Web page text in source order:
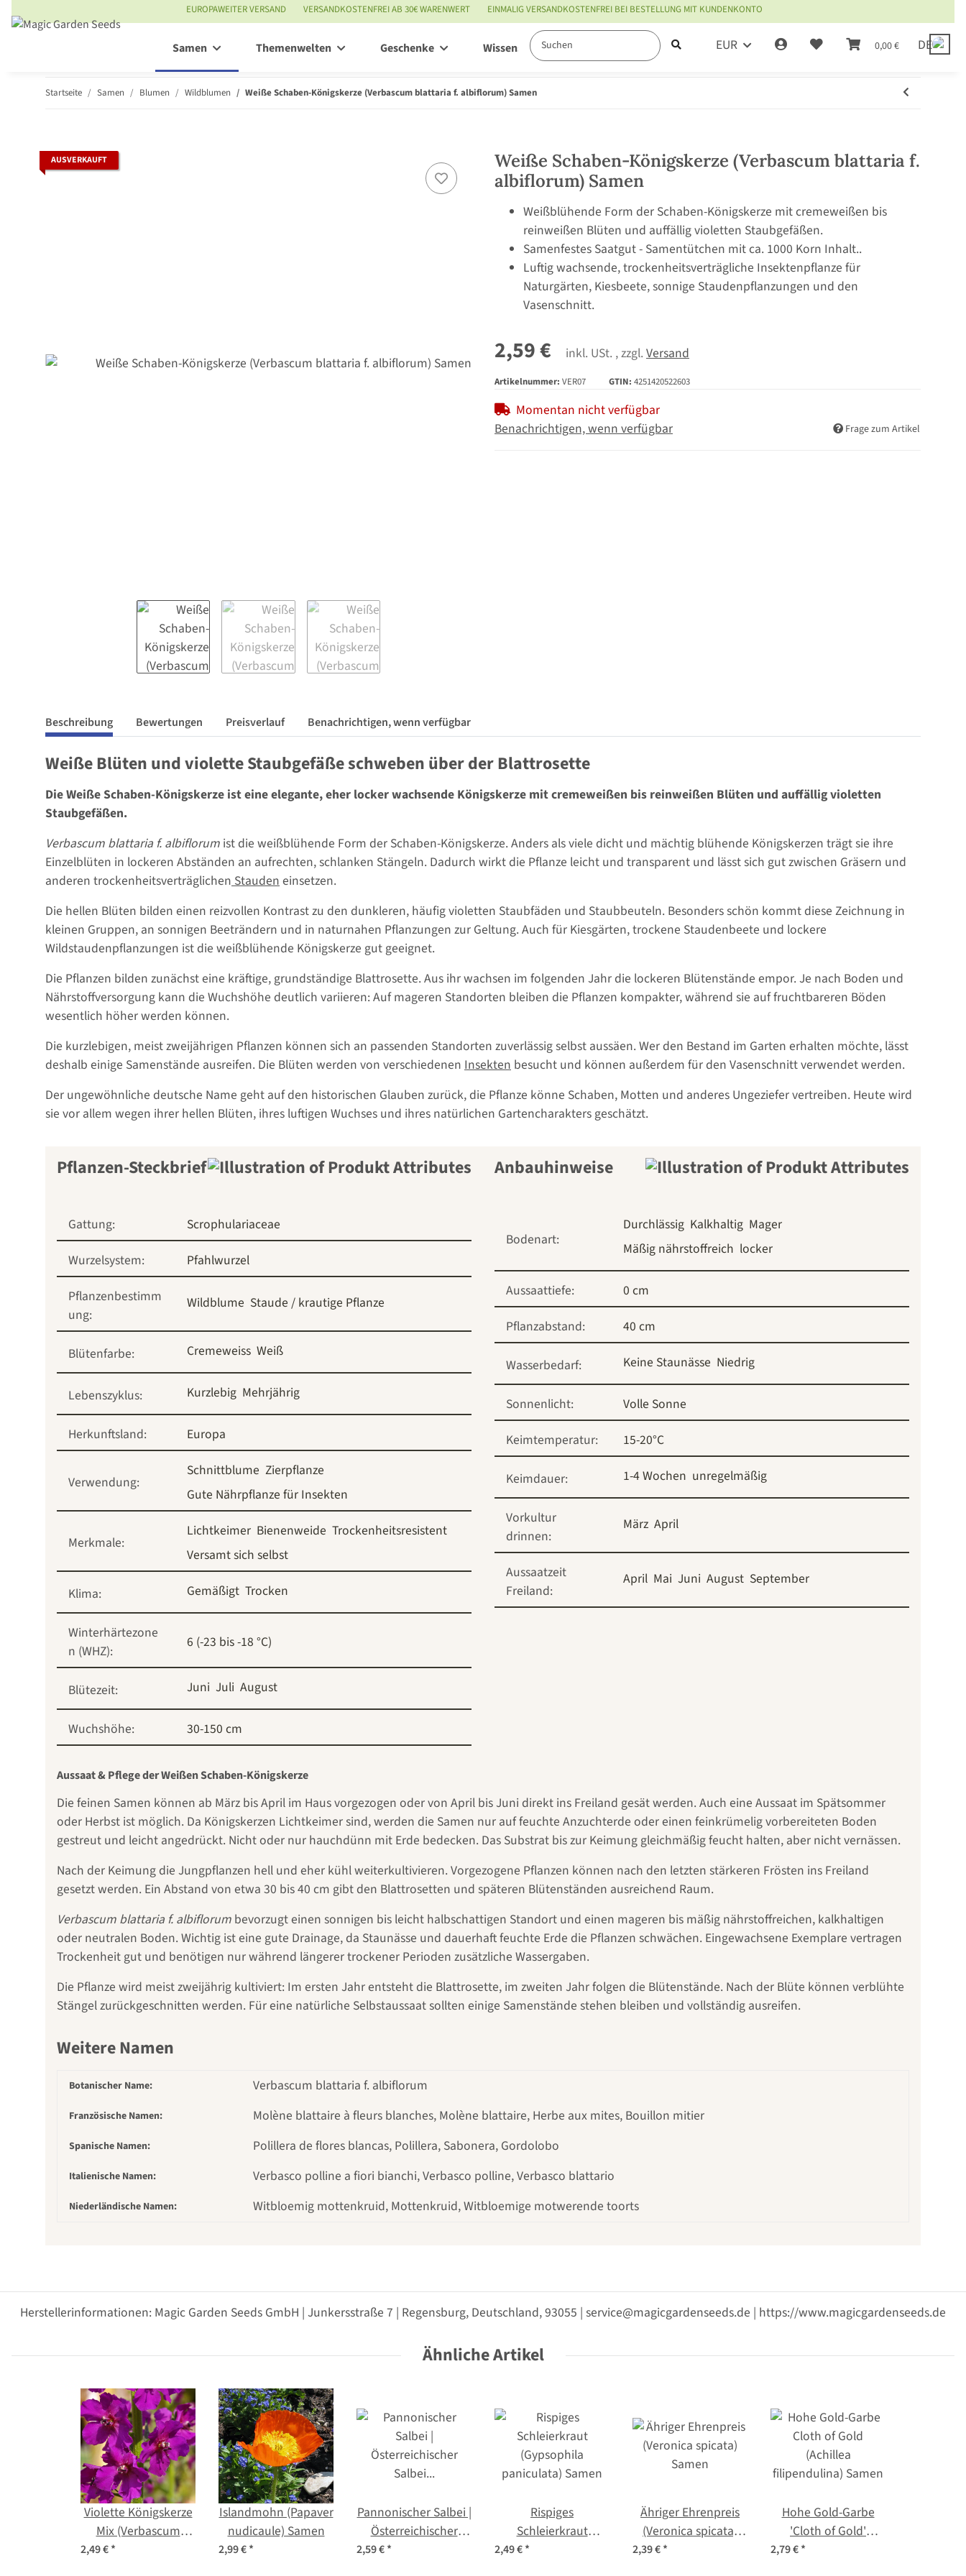
EUROPAWEITER VERSAND VERSANDKOSTENFREI AB 30€ WARENWERT EINMALIG VERSANDKOSTENFREI BEI BESTELLUNG MIT KUNDENKONTO
EUR 0,00 € DE
Samen Themenwelten Geschenke Wissenswertes
Startseite Samen Blumen Wildblumen Weiße Schaben-Königskerze (Verbascum blattaria f. albiflorum) Samen
AUSVERKAUFT
Weiße Schaben-Königskerze (Verbascum blattaria f.
albiflorum) Samen
Weißblühende Form der Schaben-Königskerze mit cremeweißen bis
reinweißen Blüten und auffällig violetten Staubgefäßen.
Samenfestes Saatgut - Samentütchen mit ca. 1000 Korn Inhalt..
Luftig wachsende, trockenheitsverträgliche Insektenpflanze für
Naturgärten, Kiesbeete, sonnige Staudenpflanzungen und den
Vasenschnitt.
2,59 € inkl. USt. , zzgl. Versand
Artikelnummer: VER07 GTIN: 4251420522603
Momentan nicht verfügbar
Benachrichtigen, wenn verfügbar
Frage zum Artikel
Beschreibung Bewertungen Preisverlauf Benachrichtigen, wenn verfügbar
Weiße Blüten und violette Staubgefäße schweben über der Blattrosette
Die Weiße Schaben-Königskerze ist eine elegante, eher locker wachsende Königskerze mit cremeweißen bis reinweißen Blüten und auffällig violetten
Staubgefäßen.
Verbascum blattaria f. albiflorum ist die weißblühende Form der Schaben-Königskerze. Anders als viele dicht und mächtig blühende Königskerzen trägt sie ihre
Einzelblüten in lockeren Abständen an aufrechten, schlanken Stängeln. Dadurch wirkt die Pflanze leicht und transparent und lässt sich gut zwischen Gräsern und
anderen trockenheitsverträglichenStaudeneinsetzen.
Die hellen Blüten bilden einen reizvollen Kontrast zu den dunkleren, häufig violetten Staubfäden und Staubbeuteln. Besonders schön kommt diese Zeichnung in
kleinen Gruppen, an sonnigen Beeträndern und in naturnahen Pflanzungen zur Geltung. Auch für Kiesgärten, trockene Staudenbeete und lockere
Wildstaudenpflanzungen ist die weißblühende Königskerze gut geeignet.
Die Pflanzen bilden zunächst eine kräftige, grundständige Blattrosette. Aus ihr wachsen im folgenden Jahr die lockeren Blütenstände empor. Je nach Boden und
Nährstoffversorgung kann die Wuchshöhe deutlich variieren: Auf mageren Standorten bleiben die Pflanzen kompakter, während sie auf fruchtbareren Böden
wesentlich höher werden können.
Die kurzlebigen, meist zweijährigen Pflanzen können sich an passenden Standorten zuverlässig selbst aussäen. Wer den Bestand im Garten erhalten möchte, lässt
deshalb einige Samenstände ausreifen. Die Blüten werden von verschiedenen Insekten besucht und können außerdem für den Vasenschnitt verwendet werden.
Der ungewöhnliche deutsche Name geht auf den historischen Glauben zurück, die Pflanze könne Schaben, Motten und anderes Ungeziefer vertreiben. Heute wird
sie vor allem wegen ihrer hellen Blüten, ihres luftigen Wuchses und ihres natürlichen Gartencharakters geschätzt.
Pflanzen-Steckbrief
Gattung:
Scrophulariaceae
Wurzelsystem:
Pfahlwurzel
Pflanzenbestimm
ung:
Wildblume Staude / krautige Pflanze
Blütenfarbe: Cremeweiss Weiß
Lebenszyklus: Kurzlebig Mehrjährig
Herkunftsland: Europa
Verwendung:
Schnittblume Zierpflanze
Gute Nährpflanze für Insekten
Merkmale:
Lichtkeimer Bienenweide Trockenheitsresistent
Versamt sich selbst
Klima: Gemäßigt Trocken
Winterhärtezone
n (WHZ):
6 (-23 bis -18 °C)
Blütezeit: Juni Juli August
Wuchshöhe: 30-150 cm
Anbauhinweise
Bodenart:
Durchlässig Kalkhaltig Mager
Mäßig nährstoffreich locker
Aussaattiefe:
0 cm
Pflanzabstand:
40 cm
Wasserbedarf: Keine Staunässe Niedrig
Sonnenlicht:
Volle Sonne
Keimtemperatur:
15-20°C
Keimdauer: 1-4 Wochen unregelmäßig
Vorkultur
drinnen:
März April
Aussaatzeit
Freiland:
April Mai Juni August September
Aussaat & Pflege der Weißen Schaben-Königskerze
Die feinen Samen können ab März bis April im Haus vorgezogen oder von April bis Juni direkt ins Freiland gesät werden. Auch eine Aussaat im Spätsommer
oder Herbst ist möglich. Da Königskerzen Lichtkeimer sind, werden die Samen nur auf feuchte Anzuchterde oder einen feinkrümelig vorbereiteten Boden
gestreut und leicht angedrückt. Nicht oder nur hauchdünn mit Erde bedecken. Das Substrat bis zur Keimung gleichmäßig feucht halten, aber nicht vernässen.
Nach der Keimung die Jungpflanzen hell und eher kühl weiterkultivieren. Vorgezogene Pflanzen können nach den letzten stärkeren Frösten ins Freiland
gesetzt werden. Ein Abstand von etwa 30 bis 40 cm gibt den Blattrosetten und späteren Blütenständen ausreichend Raum.
Verbascum blattaria f. albiflorum bevorzugt einen sonnigen bis leicht halbschattigen Standort und einen mageren bis mäßig nährstoffreichen, kalkhaltigen
oder neutralen Boden. Wichtig ist eine gute Drainage, da Staunässe und dauerhaft feuchte Erde die Pflanzen schwächen. Eingewachsene Exemplare vertragen
Trockenheit gut und benötigen nur während längerer trockener Perioden zusätzliche Wassergaben.
Die Pflanze wird meist zweijährig kultiviert: Im ersten Jahr entsteht die Blattrosette, im zweiten Jahr folgen die Blütenstände. Nach der Blüte können verblühte
Stängel zurückgeschnitten werden. Für eine natürliche Selbstaussaat sollten einige Samenstände stehen bleiben und vollständig ausreifen.
Weitere Namen
Botanischer Name: Verbascum blattaria f. albiflorum
Französische Namen: Molène blattaire à fleurs blanches, Molène blattaire, Herbe aux mites, Bouillon mitier
Spanische Namen: Polillera de flores blancas, Polillera, Sabonera, Gordolobo
Italienische Namen: Verbasco polline a fiori bianchi, Verbasco polline, Verbasco blattario
Niederländische Namen: Witbloemig mottenkruid, Mottenkruid, Witbloemige motwerende toorts
Herstellerinformationen: Magic Garden Seeds GmbH | Junkersstraße 7 | Regensburg, Deutschland, 93055 | service@magicgardenseeds.de | https://www.magicgardenseeds.de
Ähnliche Artikel
Violette Königskerze
Mix (Verbascum
phoeniceum) Samen
2,49 €*
Islandmohn (Papaver
nudicaule) Samen
2,99 €*
Pannonischer Salbei |
Österreichischer
Salbei (Salvia
2,59 €*
Rispiges
Schleierkraut
(Gypsophila
2,49 €*
Ähriger Ehrenpreis
(Veronica spicata)
2,39 €*
Hohe Gold-Garbe
'Cloth of Gold'
2,79 €*